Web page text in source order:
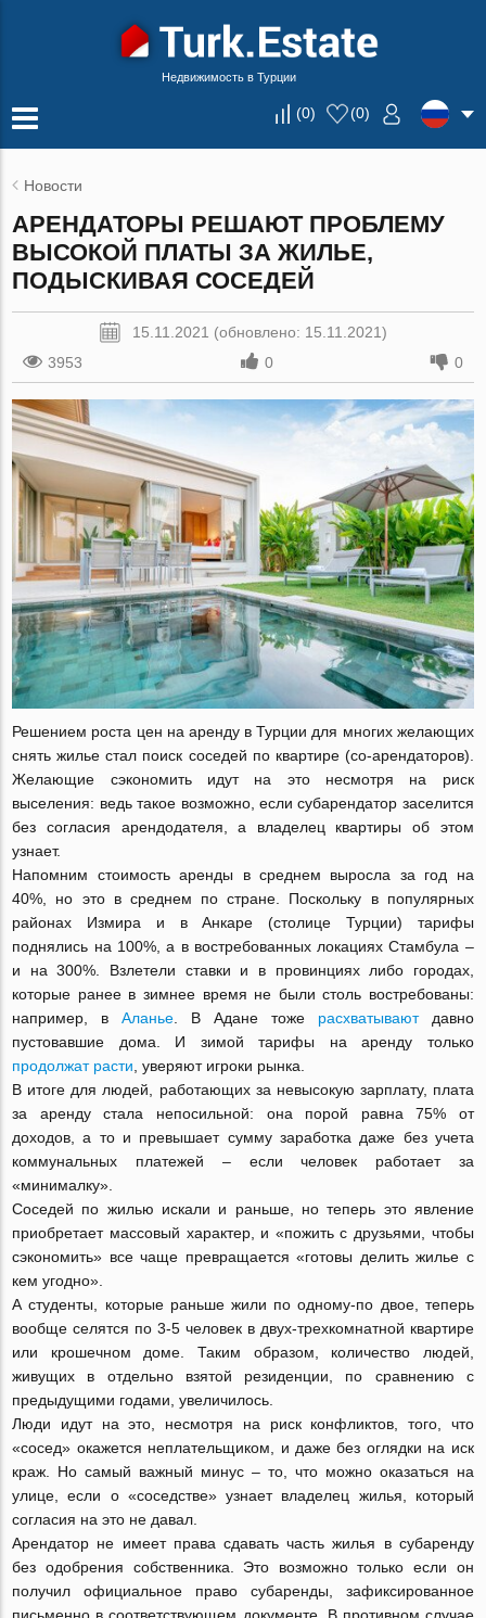
Недвижимость в Турции
(0) (0)
Новости
АРЕНДАТОРЫ РЕШАЮТ ПРОБЛЕМУ
ВЫСОКОЙ ПЛАТЫ ЗА ЖИЛЬЕ,
ПОДЫСКИВАЯ СОСЕДЕЙ
15.11.2021 (обновлено: 15.11.2021)
3953
0 0
Решением роста цен на аренду в Турции для многих желающих
снять жилье стал поиск соседей по квартире (со-арендаторов).
Желающие сэкономить идут на это несмотря на риск
выселения: ведь такое возможно, если субарендатор заселится
без согласия арендодателя, а владелец квартиры об этом
узнает.
Напомним стоимость аренды в среднем выросла за год на
40%, но это в среднем по стране. Поскольку в популярных
районах Измира и в Анкаре (столице Турции) тарифы
поднялись на 100%, а в востребованных локациях Стамбула –
и на 300%. Взлетели ставки и в провинциях либо городах,
которые ранее в зимнее время не были столь востребованы:
например, вАланье . В Адане тоже расхватываютдавно
пустовавшие дома. И зимой тарифы на аренду только
продолжат расти , уверяют игроки рынка.
В итоге для людей, работающих за невысокую зарплату, плата
за аренду стала непосильной: она порой равна 75% от
доходов, а то и превышает сумму заработка даже без учета
коммунальных платежей – если человек работает за
«минималку».
Соседей по жилью искали и раньше, но теперь это явление
приобретает массовый характер, и «пожить с друзьями, чтобы
сэкономить» все чаще превращается «готовы делить жилье с
кем угодно».
А студенты, которые раньше жили по одному-по двое, теперь
вообще селятся по 3-5 человек в двух-трехкомнатной квартире
или крошечном доме. Таким образом, количество людей,
живущих в отдельно взятой резиденции, по сравнению с
предыдущими годами, увеличилось.
Люди идут на это, несмотря на риск конфликтов, того, что
«сосед» окажется неплательщиком, и даже без оглядки на иск
краж. Но самый важный минус – то, что можно оказаться на
улице, если о «соседстве» узнает владелец жилья, который
согласия на это не давал.
Арендатор не имеет права сдавать часть жилья в субаренду
без одобрения собственника. Это возможно только если он
получил официальное право субаренды, зафиксированное